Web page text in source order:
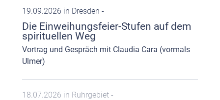
19.09.2026 in Dresden -
Die Einweihungsfeier-Stufen auf dem
spirituellen Weg
Vortrag und Gespräch mit Claudia Cara (vormals
Ulmer)
18.07.2026 in Ruhrgebiet -